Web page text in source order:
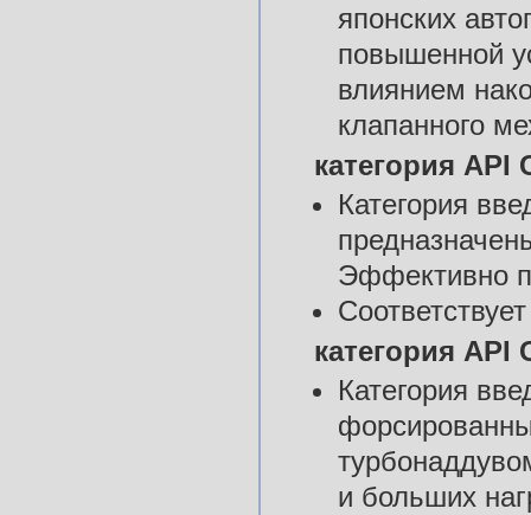
японских
повышенной
влиянием
клапанного
категория API
Категория
Эффективно
категория API
Категория
и больших